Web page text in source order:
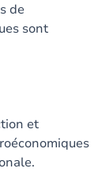
de
sont
et